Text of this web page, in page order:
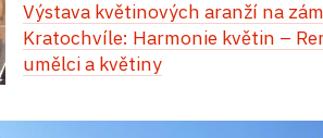
apartmánu v západním křídle
Jedinečný zážitek vás čeká
hudby, tance a chutí! Přes den
Výstava květinových aranží na
Kratochvíle: Harmonie květin –
umělci a květiny